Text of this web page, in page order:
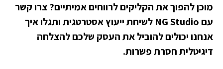
מוכן להפוך את הקליקים לרווחים אמיתיים?צרו קשר
עם NG Studio לשיחת ייעוץ אסטרטגית
ותגלו איך
אנחנו יכולים להוביל את העסק שלכם להצלחה
דיגיטלית חסרת פשרות.